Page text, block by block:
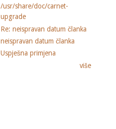
/usr/share/doc/carnet-
upgrade
Re: neispravan datum članka
neispravan datum članka
Uspješna primjena
više